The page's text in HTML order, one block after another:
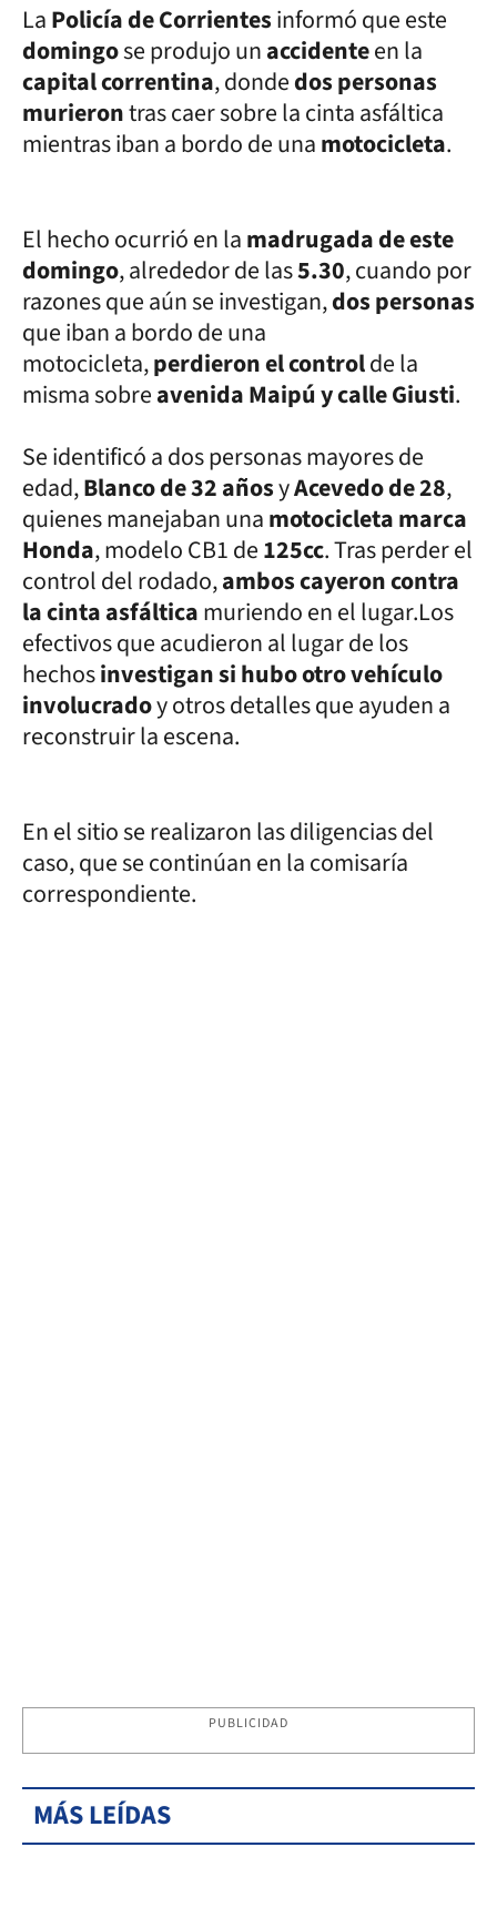
LaPolicía de Corrientesinformó que este
domingose produjo unaccidenteen la
capital correntina, dondedos personas
murierontras caer sobre la cinta asfáltica
mientras iban a bordo de unamotocicleta.
El hecho ocurrió en lamadrugada de este
domingo, alrededor de las5.30, cuando por
razones que aún se investigan,dos personas
que iban a bordo de una
motocicleta,perdieron el controlde la
misma sobreavenida Maipú y calle Giusti.
Se identificó a dos personas mayores de
edad,Blanco de 32 añosyAcevedo de 28,
quienes manejaban unamotocicleta marca
Honda, modelo CB1 de125cc. Tras perder el
control del rodado,ambos cayeron contra
la cinta asfálticamuriendo en el lugar.Los
efectivos que acudieron al lugar de los
hechosinvestigan si hubo otro vehículo
involucradoy otros detalles que ayuden a
reconstruir la escena.
En el sitio se realizaron las diligencias del
caso, que se continúan en la comisaría
correspondiente.
PUBLICIDAD
MÁS LEÍDAS